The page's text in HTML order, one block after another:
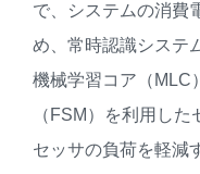
で、システムの消費
め、常時認識システ
機械学習コア（MLC
（FSM）を利用し
セッサの負荷を軽減